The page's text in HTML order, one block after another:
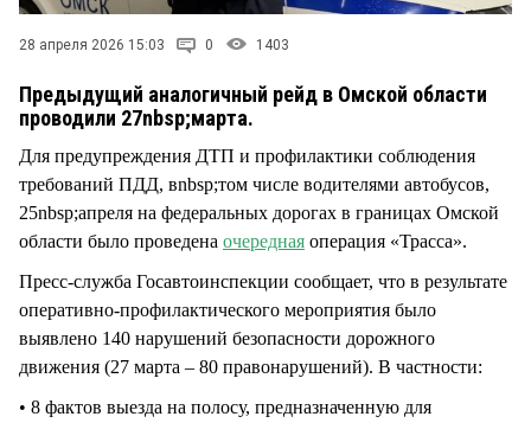
28 апреля 2026 15:03 0 1403
Предыдущий аналогичный рейд в Омской области
проводили 27nbsp;марта.
Для предупреждения ДТП и профилактики соблюдения
требований ПДД, вnbsp;том числе водителями автобусов,
25nbsp;апреля на федеральных дорогах в границах Омской
области было проведена очередная операция «Трасса».
Пресс-служба Госавтоинспекции сообщает, что в результате
оперативно-профилактического мероприятия было
выявлено 140 нарушений безопасности дорожного
движения (27 марта – 80 правонарушений). В частности:
• 8 фактов выезда на полосу, предназначенную для